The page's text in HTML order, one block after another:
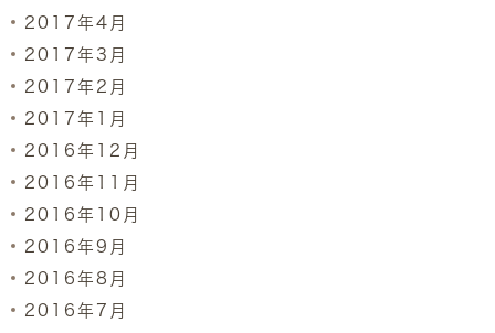
2017年4月
2017年3月
2017年2月
2017年1月
2016年12月
2016年11月
2016年10月
2016年9月
2016年8月
2016年7月